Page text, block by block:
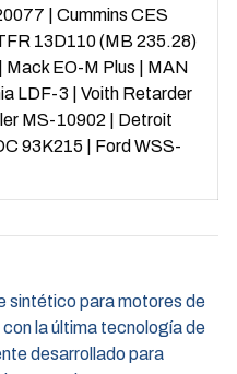
Cummins CES
13D110 (MB 235.28)
Mack EO-M Plus
MAN
LDF-3
Voith Retarder
MS-10902
Detroit
93K215
Ford WSS-
sintético para motores de
la última tecnología de
desarrollado para